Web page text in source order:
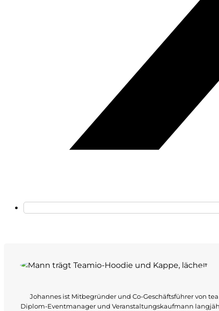
Johannes ist Mitbegründer und Co-Geschäftsführer von
Diplom-Eventmanager und Veranstaltungskaufmann